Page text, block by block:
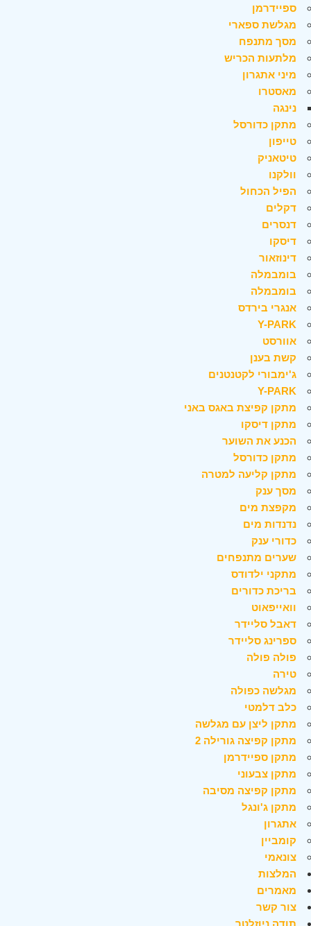
ספיידרמן
מגלשת ספארי
מסך מתנפח
מלתעות הכריש
מיני אתגרון
מאסטרו
נינגה
מתקן כדורסל
טייפון
טיטאניק
וולקנו
הפיל הכחול
דקלים
דנסרים
דיסקו
דינוזאור
בומבמלה
בומבמלה
אנגרי בירדס
Y-PARK
אוורסט
קשת בענן
ג'ימבורי לקטנטנים
Y-PARK
מתקן קפיצת באגס באני
מתקן דיסקו
הכנע את השוער
מתקן כדורסל
מתקן קליעה למטרה
מסך ענק
מקפצת מים
נדנדות מים
כדורי ענק
שערים מתנפחים
מתקני ילדודס
בריכת כדורים
וואייפאוט
דאבל סליידר
ספרינג סליידר
פולה פולה
טירה
מגלשה כפולה
כלב דלמטי
מתקן ליצן עם מגלשה
מתקן קפיצה גורילה 2
מתקן ספיידרמן
מתקן צבעוני
מתקן קפיצה מסיבה
מתקן ג'ונגל
אתגרון
קומביין
צונאמי
המלצות
מאמרים
צור קשר
תודה ניוזלטר